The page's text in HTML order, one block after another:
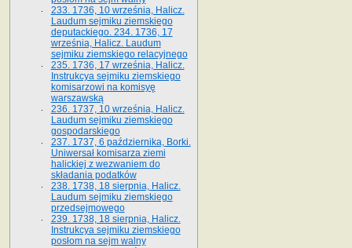
233. 1736, 10 września, Halicz.
Laudum sejmiku ziemskiego
deputackiego. 234. 1736, 17
września, Halicz. Laudum
sejmiku ziemskiego relacyjnego
235. 1736, 17 września, Halicz.
Instrukcya sejmiku ziemskiego
komisarzowi na komisyę
warszawską
236. 1737, 10 września, Halicz.
Laudum sejmiku ziemskiego
gospodarskiego
237. 1737, 6 października, Borki.
Uniwersał komisarza ziemi
halickiej z wezwaniem do
składania podatków
238. 1738, 18 sierpnia, Halicz.
Laudum sejmiku ziemskiego
przedsejmowego
239. 1738, 18 sierpnia, Halicz.
Instrukcya sejmiku ziemskiego
posłom na sejm walny